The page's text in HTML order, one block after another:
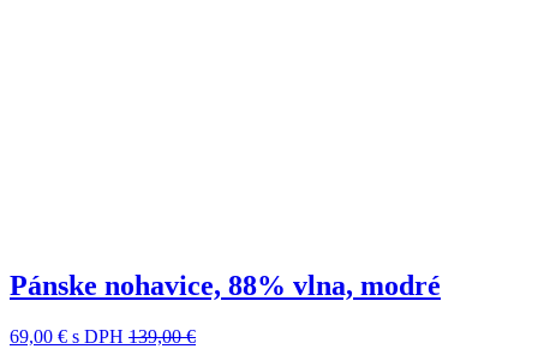
Pánske nohavice, 88% vlna, modré
69,00 € s DPH 139,00 €